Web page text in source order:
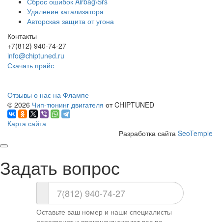
Удаление катализатора
Авторская защита от угона
Контакты
+7(812) 940-74-27
info@chiptuned.ru
Скачать прайс
Отзывы о нас на Флампе
© 2026 Чип-тюнинг двигателя от CHIPTUNED
Карта сайта
Разработка сайта SeoTemple
Задать вопрос
Оставьте ваш номер и наши специалисты